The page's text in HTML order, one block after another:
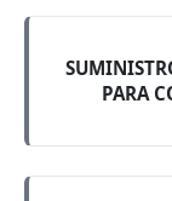
PARA